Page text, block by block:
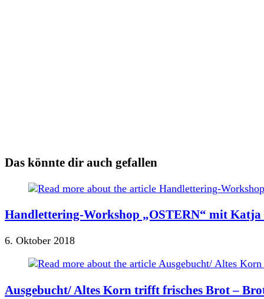
Das könnte dir auch gefallen
Handlettering-Workshop „OSTERN“ mit Katja
6. Oktober 2018
Ausgebucht/ Altes Korn trifft frisches Brot –